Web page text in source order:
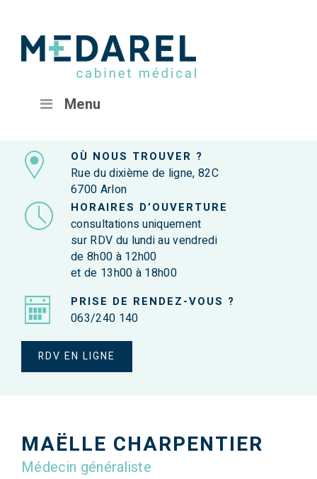
Menu
OÙ NOUS TROUVER ?
Rue du dixième de ligne, 82C
6700 Arlon
HORAIRES D’OUVERTURE
consultations uniquement
sur RDV du lundi au vendredi
de 8h00 à 12h00
et de 13h00 à 18h00
PRISE DE RENDEZ-VOUS ?
063/240 140
RDV EN LIGNE
MAËLLE CHARPENTIER
Médecin généraliste